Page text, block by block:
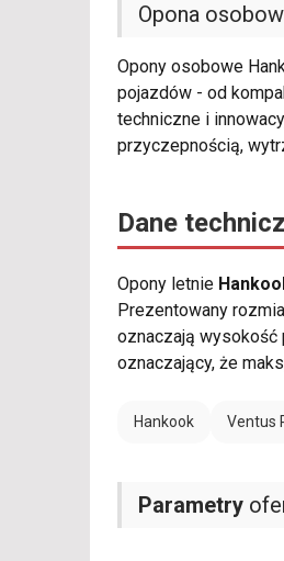
Opona
Opony osobowe
pojazdów - od
techniczne i
przyczepnością,
Dane
Opony letnie
Prezentowany
oznaczają wysokość
oznaczający, że
Hankook Ventus
Parametry